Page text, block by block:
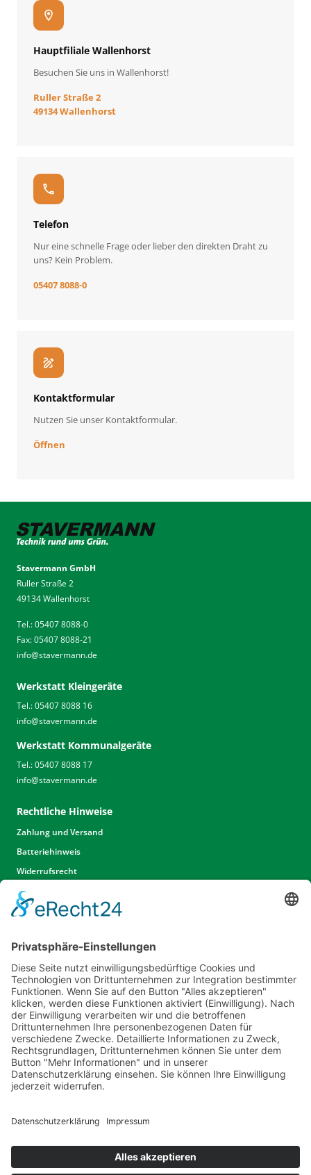
location_on
Hauptfiliale Wallenhorst
Besuchen Sie uns in Wallenhorst!
Ruller Straße 2
49134 Wallenhorst
call
Telefon
Nur eine schnelle Frage oder lieber den direkten Draht zu
uns? Kein Problem.
05407 8088-0
draw
Kontaktformular
Nutzen Sie unser Kontaktformular.
Öffnen
Stavermann GmbH
Ruller Straße 2
49134 Wallenhorst
Tel.: 05407 8088-0
Fax: 05407 8088-21
info@stavermann.de
Werkstatt Kleingeräte
Tel.: 05407 8088 16
info@stavermann.de
Werkstatt Kommunalgeräte
Tel.: 05407 8088 17
info@stavermann.de
Rechtliche Hinweise
Zahlung und Versand
Batteriehinweis
Widerrufsrecht
Widerrufsrecht Dienstleistungen
AGB
Unsere Website
Unser Angebot
Service
Standorte
Karriere
Events & Termine
Kontakt
Kommunal- & Profitechnik
Cookie